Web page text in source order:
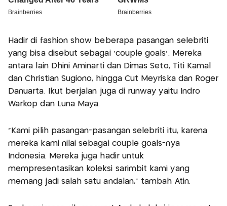
Hadir di fashion show beberapa pasangan selebriti
yang bisa disebut sebagai 'couple goals'. Mereka
antara lain Dhini Aminarti dan Dimas Seto, Titi Kamal
dan Christian Sugiono, hingga Cut Meyriska dan Roger
Danuarta. Ikut berjalan juga di runway yaitu Indro
Warkop dan Luna Maya.
"Kami pilih pasangan-pasangan selebriti itu, karena
mereka kami nilai sebagai couple goals-nya
Indonesia. Mereka juga hadir untuk
mempresentasikan koleksi sarimbit kami yang
memang jadi salah satu andalan," tambah Atin.